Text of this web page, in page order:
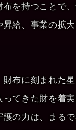
布を持つことで
昇給、事業の拡
財布に刻まれた
ってきた財を着
護の力は、まる